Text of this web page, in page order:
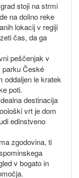
stoji na strmi
na dolino reke
lokacij v regiji
čas, da ga
peščenjak v
parku České
oddaljen le kratek
poti.
destinacija
vrt je dom
edinstveno
zgodovina, ti
v bogato in